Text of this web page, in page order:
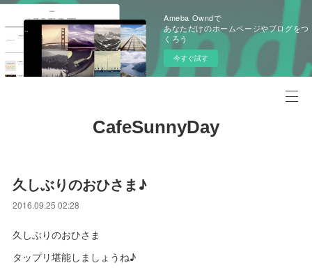
Ameba Owndで
あなただけのホームページやブログをつ
くろう
今すぐ試す
CafeSunnyDay
久しぶりのおひさま♪
2016.09.25 02:28
久しぶりのおひさま
タップリ堪能しましょうね♪